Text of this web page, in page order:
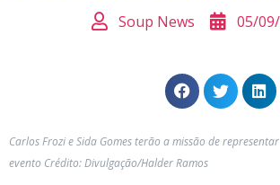
Soup News 05/
Carlos Frozi e Sida Gomes terão a missão de
evento Crédito: Divulgação/Halder Ramos